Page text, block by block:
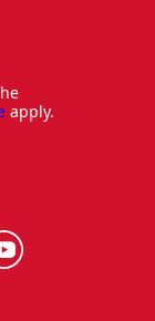
apply.